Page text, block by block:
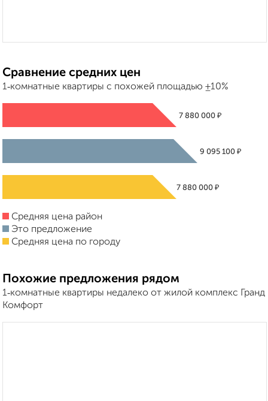
Сравнение средних цен
1‑комнатные квартиры с похожей площадью ±10%
7 880 000 ₽
9 095 100 ₽
7 880 000 ₽
Средняя цена район
Это предложение
Средняя цена по городу
Похожие предложения рядом
1‑комнатные квартиры недалеко от жилой комплекс Гранд
Комфорт